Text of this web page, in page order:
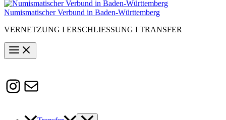
Numismatischer Verbund in Baden-Württemberg
VERNETZUNG I ERSCHLIESSUNG I TRANSFER
Instagram
Susanne.Boerner@zaw.uni-
heidelberg.de